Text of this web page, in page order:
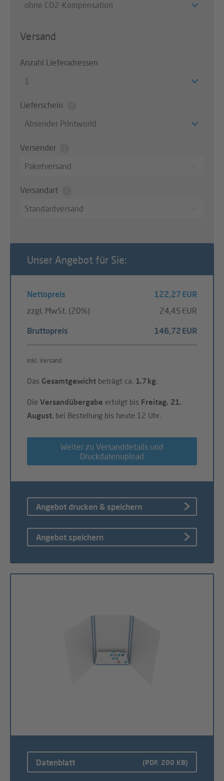
ohne CO2-Kompensation
Versand
Anzahl Lieferadressen
1
Lieferschein
Absender Printworld
Versender
Paketversand
Versandart
Standardversand
Unser Angebot für Sie:
Nettopreis
122,27 EUR
zzgl. MwSt. (20%)
24,45 EUR
Bruttopreis 146,72 EUR
inkl. Versand
Das Gesamtgewicht beträgt ca. 1,7 kg.
Die Versandübergabe erfolgt bis Freitag, 21.
August, bei Bestellung bis heute 12 Uhr.
Weiter zu Versanddetails und
Druckdatenupload
Angebot drucken & speichern
Angebot speichern
Datenblatt (PDF, 200 KB)